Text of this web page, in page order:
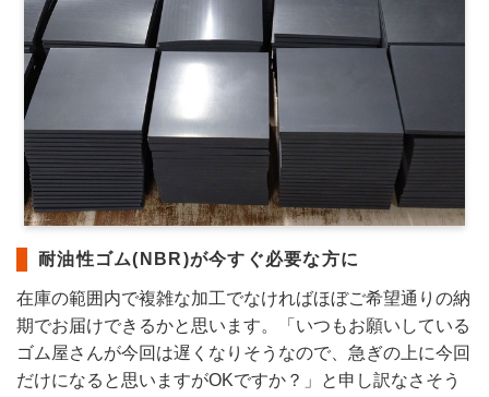
耐油性ゴム(NBR)が今すぐ必要な方に
在庫の範囲内で複雑な加工でなければほぼご希望通りの納
期でお届けできるかと思います。「いつもお願いしている
ゴム屋さんが今回は遅くなりそうなので、急ぎの上に今回
だけになると思いますがOKですか？」と申し訳なさそう